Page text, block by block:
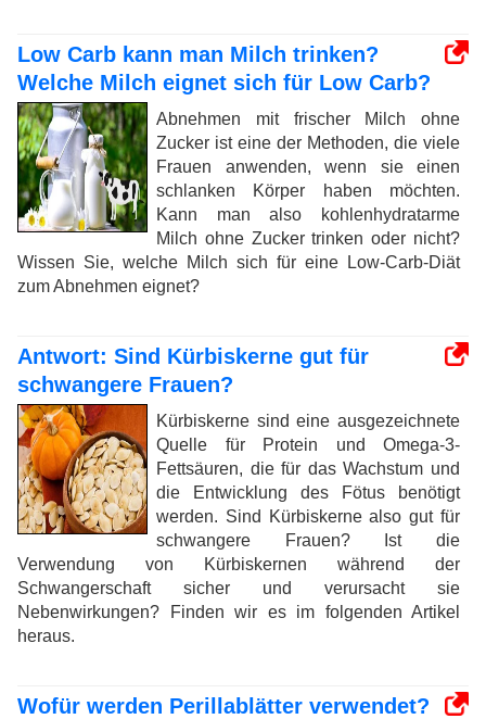
Low Carb kann man Milch trinken?
Welche Milch eignet sich für Low Carb?
Abnehmen mit frischer Milch ohne
Zucker ist eine der Methoden, die viele
Frauen anwenden, wenn sie einen
schlanken Körper haben möchten.
Kann man also kohlenhydratarme
Milch ohne Zucker trinken oder nicht?
Wissen Sie, welche Milch sich für eine Low-Carb-Diät
zum Abnehmen eignet?
Antwort: Sind Kürbiskerne gut für
schwangere Frauen?
Kürbiskerne sind eine ausgezeichnete
Quelle für Protein und Omega-3-
Fettsäuren, die für das Wachstum und
die Entwicklung des Fötus benötigt
werden. Sind Kürbiskerne also gut für
schwangere Frauen? Ist die
Verwendung von Kürbiskernen während der
Schwangerschaft sicher und verursacht sie
Nebenwirkungen? Finden wir es im folgenden Artikel
heraus.
Wofür werden Perillablätter verwendet?